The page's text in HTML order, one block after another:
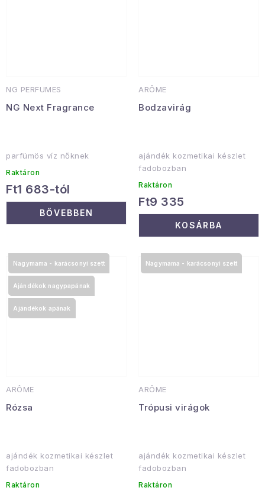
NG PERFUMES
NG Next Fragrance
parfümös víz nőknek
Raktáron
Ft1 683-tól
BŐVEBBEN
ARÔME
Bodzavirág
ajándék kozmetikai készlet
fadobozban
Raktáron
Ft9 335
KOSÁRBA
ARÔME
Rózsa
Nagymama - karácsonyi szett
Ajándékok nagypapának
Ajándékok apának
ajándék kozmetikai készlet
fadobozban
Raktáron
ARÔME
Trópusi virágok
Nagymama - karácsonyi szett
ajándék kozmetikai készlet
fadobozban
Raktáron